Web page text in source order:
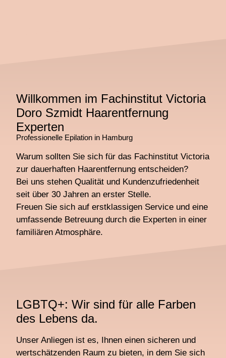
Willkommen im Fachinstitut Victoria
Doro Szmidt Haarentfernung
Experten
Professionelle Epilation in Hamburg
Warum sollten Sie sich für das Fachinstitut Victoria
zur dauerhaften Haarentfernung entscheiden?
Bei uns stehen Qualität und Kundenzufriedenheit
seit über 30 Jahren an erster Stelle.
Freuen Sie sich auf erstklassigen Service und eine
umfassende Betreuung durch die Experten in einer
familiären Atmosphäre.
LGBTQ+: Wir sind für alle Farben
des Lebens da.
Unser Anliegen ist es, Ihnen einen sicheren und
wertschätzenden Raum zu bieten, in dem Sie sich